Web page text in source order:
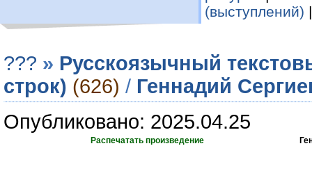
(выступлений)
??? » Русскоязычный
строк) (626) / Геннадий
Опубликовано: 2025.04.25
Распечатать произведение